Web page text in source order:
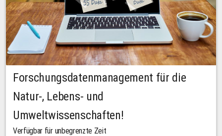
Forschungsdatenmanagement für die
Natur-, Lebens- und
Umweltwissenschaften!
Verfügbar für unbegrenzte Zeit